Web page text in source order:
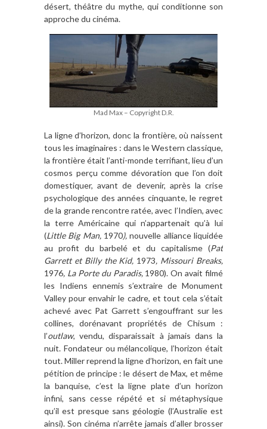
désert, théâtre du mythe, qui conditionne son
approche du cinéma.
Mad Max – Copyright D.R.
La ligne d’horizon, donc la frontière, où naissent
tous les imaginaires : dans le Western classique,
la frontière était l’anti-monde terrifiant, lieu d’un
cosmos perçu comme dévoration que l’on doit
domestiquer, avant de devenir, après la crise
psychologique des années cinquante, le regret
de la grande rencontre ratée, avec l’Indien, avec
la terre Américaine qui n’appartenait qu’à lui
(Little Big Man, 1970), nouvelle alliance liquidée
au profit du barbelé et du capitalisme (Pat
Garrett et Billy the Kid, 1973, Missouri Breaks,
1976, La Porte du Paradis, 1980). On avait filmé
les Indiens ennemis s’extraire de Monument
Valley pour envahir le cadre, et tout cela s’était
achevé avec Pat Garrett s’engouffrant sur les
collines, dorénavant propriétés de Chisum :
l’outlaw, vendu, disparaissait à jamais dans la
nuit. Fondateur ou mélancolique, l’horizon était
tout. Miller reprend la ligne d’horizon, en fait une
pétition de principe : le désert de Max, et même
la banquise, c’est la ligne plate d’un horizon
infini, sans cesse répété et si métaphysique
qu’il est presque sans géologie (l’Australie est
ainsi). Son cinéma n’arrête jamais d’aller brosser